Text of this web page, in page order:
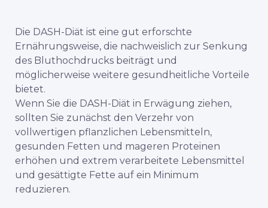
Die DASH-Diät ist eine gut erforschte
Ernährungsweise, die nachweislich zur Senkung
des Bluthochdrucks beiträgt und
möglicherweise weitere gesundheitliche Vorteile
bietet.
Wenn Sie die DASH-Diät in Erwägung ziehen,
sollten Sie zunächst den Verzehr von
vollwertigen pflanzlichen Lebensmitteln,
gesunden Fetten und mageren Proteinen
erhöhen und extrem verarbeitete Lebensmittel
und gesättigte Fette auf ein Minimum
reduzieren.